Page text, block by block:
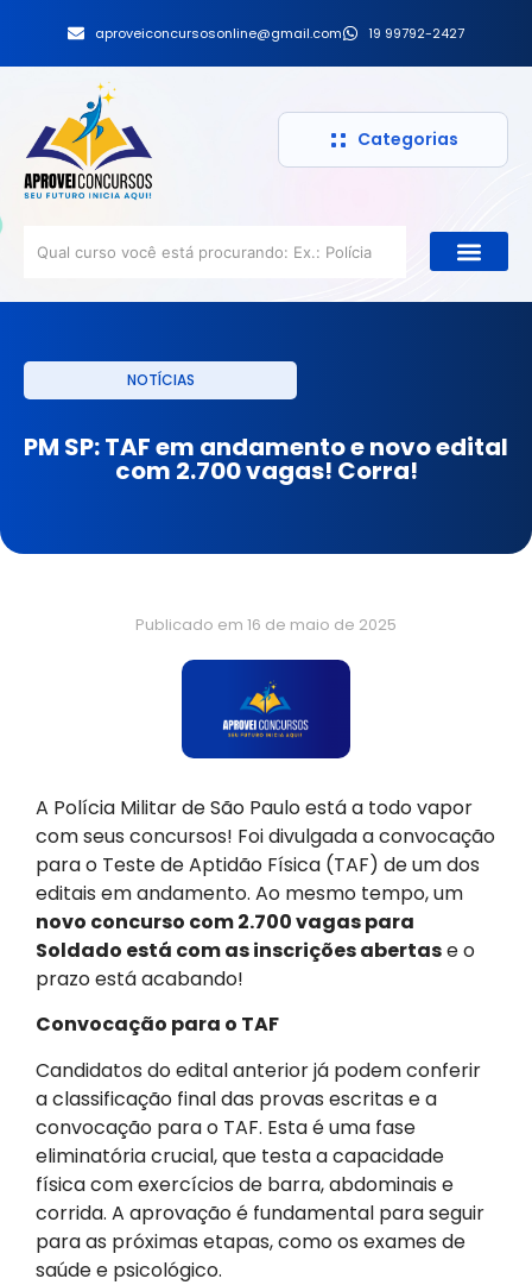
aproveiconcursosonline@gmail.com 19 99792-2427
Categorias
NOTÍCIAS
PM SP: TAF em andamento e novo edital
com 2.700 vagas! Corra!
Publicado em 16 de maio de 2025
A Polícia Militar de São Paulo está a todo vapor
com seus concursos! Foi divulgada a convocação
para o Teste de Aptidão Física (TAF) de um dos
editais em andamento. Ao mesmo tempo, um
novo concurso com 2.700 vagas para
Soldado está com as inscrições abertase o
prazo está acabando!
Convocação para o TAF
Candidatos do edital anterior já podem conferir
a classificação final das provas escritas e a
convocação para o TAF. Esta é uma fase
eliminatória crucial, que testa a capacidade
física com exercícios de barra, abdominais e
corrida. A aprovação é fundamental para seguir
para as próximas etapas, como os exames de
saúde e psicológico.